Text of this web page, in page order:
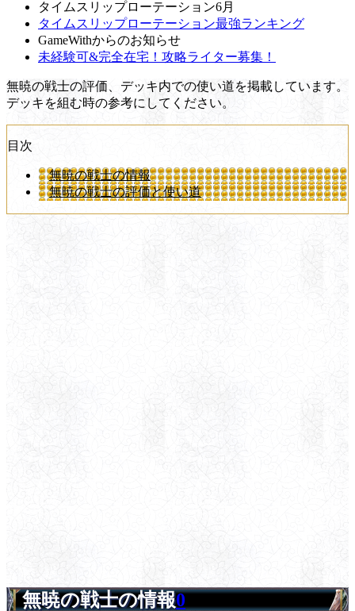
タイムスリップローテーション6月
タイムスリップローテーション最強ランキング
GameWithからのお知らせ
未経験可&完全在宅！攻略ライター募集！
無暁の戦士の評価、デッキ内での使い道を掲載しています。
デッキを組む時の参考にしてください。
目次
無暁の戦士の情報
無暁の戦士の評価と使い道
無暁の戦士の情報0